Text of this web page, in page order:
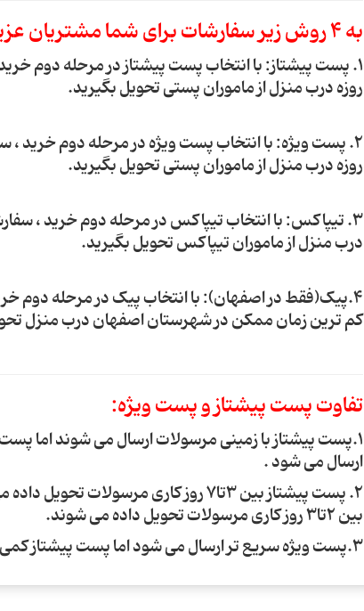
به 4 روش زیر سفارشات برای شما مشتریان عزیز ارسال می شوند:
روزه درب منزل از ماموران پستی تحویل بگیرید.
روزه درب منزل از ماموران پستی تحویل بگیرید.
درب منزل از ماموران تیپاکس تحویل بگیرید.
4.پیک(فقط در اصفهان): با انتخاب پیک در مرحله دوم
کم ترین زمان ممکن در شهرستان اصفهان درب منزل
تفاوت پست پیشتاز و پست ویژه:
1.پست پیشتاز با زمینی مرسولات ارسال می شوند اما
ارسال می شود .
2. پست پیشتاز بین 3تا7 روز کاری مرسولات
بین 2تا3 روز کاری مرسولات تحویل داده می شوند.
3.پست ویژه سریع تر ارسال می شود اما پست پیشتاز کمی دیر تر.